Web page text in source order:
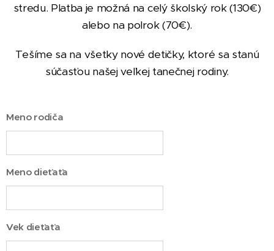
stredu. Platba je možná na celý školský rok (130€)
alebo na polrok(70€).
Tešíme sa na všetky nové detičky, ktoré sa stanú
súčasťou našej veľkej tanečnej rodiny.
Meno rodiča
Meno dieťaťa
Vek dieťaťa